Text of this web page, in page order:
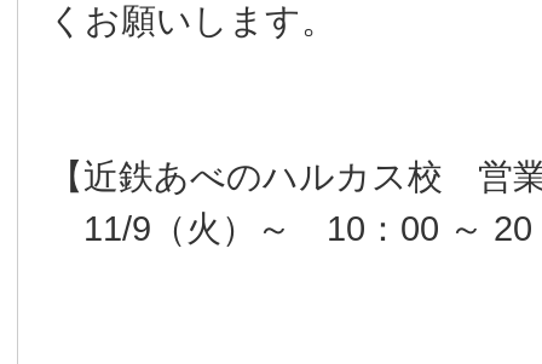
くお願いします。
【近鉄あべのハルカス校 営
11/9（火）～ 10：00 ～